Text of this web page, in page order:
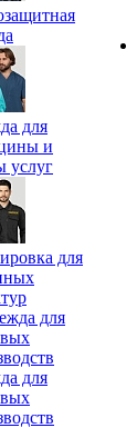
для
и
услуг
для
для